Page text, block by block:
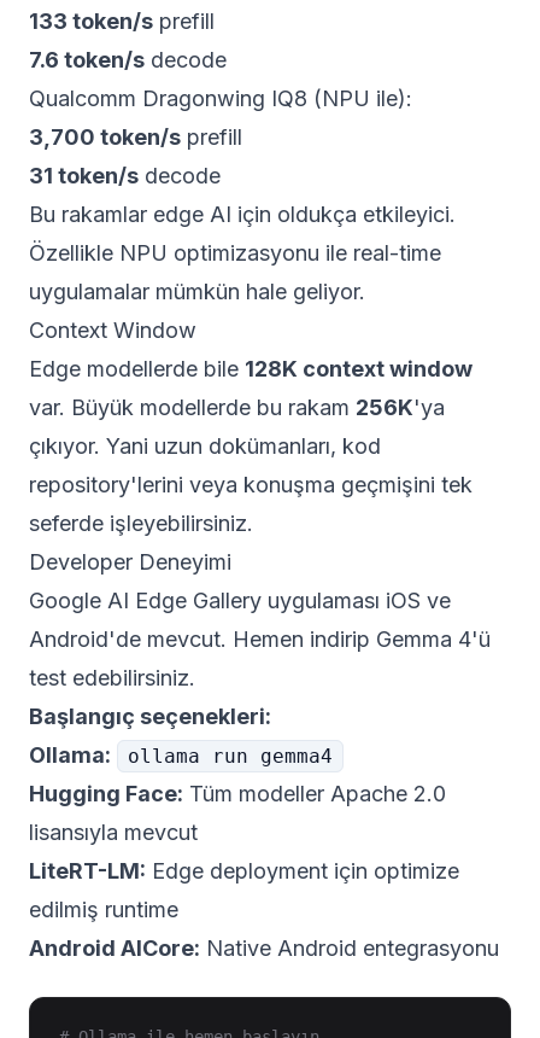
133 token/s prefill
7.6 token/s decode
Qualcomm Dragonwing IQ8 (NPU ile):
3,700 token/s prefill
31 token/s decode
Bu rakamlar edge AI için oldukça etkileyici.
Özellikle NPU optimizasyonu ile real-time
uygulamalar mümkün hale geliyor.
Context Window
Edge modellerde bile 128K context window
var. Büyük modellerde bu rakam 256K'ya
çıkıyor. Yani uzun dokümanları, kod
repository'lerini veya konuşma geçmişini tek
seferde işleyebilirsiniz.
Developer Deneyimi
Google AI Edge Gallery uygulaması iOS ve
Android'de mevcut. Hemen indirip Gemma 4'ü
test edebilirsiniz.
Başlangıç seçenekleri:
Ollama:
ollama run gemma4
Hugging Face: Tüm modeller Apache 2.0
lisansıyla mevcut
LiteRT-LM: Edge deployment için optimize
edilmiş runtime
Android AICore: Native Android entegrasyonu